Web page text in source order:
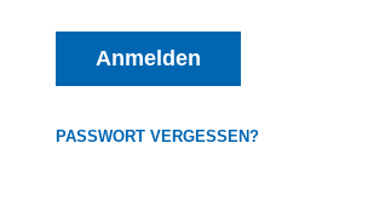
Anmelden
PASSWORT VERGESSEN?